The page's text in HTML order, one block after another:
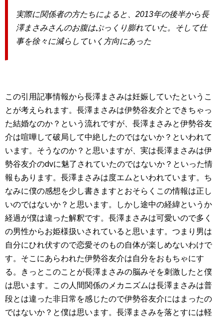
実際に関係者の方たちによると、2013年の後半から長
澤まさみさんのお腹はぷっくり膨れていた。そして仕
事を徐々に減らしていく方向にあった
この引用記事情報から長澤まさみは妊娠していたというこ
とが考えられます。長澤まさみは伊勢谷友介とできちゃっ
た結婚なのか？という流れですが、長澤まさみと伊勢谷友
介は喧嘩して破局して中絶したのではないか？といわれて
います。そうなのか？と思いますが、実は長澤まさみは伊
勢谷友介のdvに魅了されていたのではないか？といった情
報もあります。長澤まさみは度エムといわれています。ち
なみに僕の感想を少し書きますとおそらくこの情報は正し
いのではないか？と思います。しかし途中の経緯というか
経過が僕は違った解釈です。長澤まさみは可愛いので多く
の男性からお姫様扱いされていると思います。つまり男は
自分にひれ伏すので恋愛そのもの自体が楽しめないわけで
す。そこにあらわれた伊勢谷友介は自分をおもちゃにす
る。きっとこのことが長澤まさみの脳みそを刺激したと僕
は思います。この人間関係のメカニズムは長澤まさみは普
段とは違った非日常を感じたので伊勢谷友介にはまったの
ではないか？と僕は思います。長澤まさみを落とすには軽